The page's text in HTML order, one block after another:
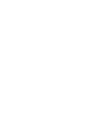
El flamenco está de
es Antonio
sus 93 años. Este
aunque desde hace
donde ha recibido
Medalla de la